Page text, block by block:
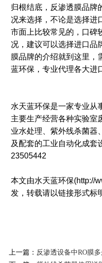
归根结底，反渗透膜品牌
况来选择，不论是选择进
市面上比较常见的，口碑
况，建议可以选择进口品
膜品牌的介绍就到这里，
蓝环保，专业代理各大进
水天蓝环保是一家专业从
主要生产经营各种实验室
业水处理、紫外线杀菌器
及配套的工业自动化成套
23505442
本文由水天蓝环保(http://
发，转载请以链接形式标
上一篇： 反渗透设备中RO膜